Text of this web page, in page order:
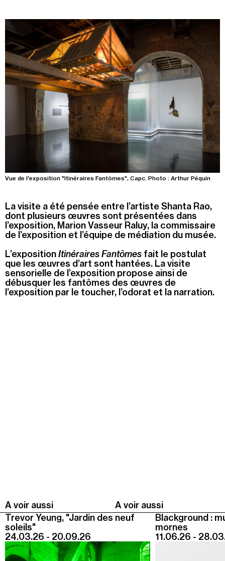
Cool Kids Space
Trevor Yeung, "Jardin des neuf soleils"
Blackground : murmures des mornes
Alexandra Bircken, SomaSemaSoma
Summer Capc
15h00
- 16h00
Visite "Jardin des neuf soleils" de Trevor Yeung
Dimanche 09 août
Visite de "Blackground : murmures des mornes"
Mercredi 12 août
14h30-15h30
Visite ludique "Jardin des neufs soleils". Pour les 4
- 6 ans
16h30-17h30
Visite ludique "Jardin des neufs soleils". Pour les
Vue de l'exposition "Itinéraires Fantômes", Capc. Photo : Arthur Péquin
La visite a été pensée entre l’artiste Shanta Rao,
dont plusieurs œuvres sont présentées dans
l’exposition, Marion Vasseur Raluy, la commissaire
de l’exposition et l’équipe de médiation du musée.
L’expositionItinéraires Fantômes fait le postulat
que les œuvres d’art sont hantées. La visite
sensorielle de l’exposition propose ainsi de
débusquer les fantômes des œuvres de
l’exposition par le toucher, l’odorat et la narration.
A voir aussi
A voir aussi
Trevor Yeung, "Jardin des neuf
soleils"
24.03.26 - 20.09.26
Blackground :
mornes
11.06.26 -